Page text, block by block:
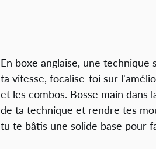
En boxe anglaise, une
ta vitesse, focalise-toi sur
et les combos. Bosse main
de ta technique et rendre tes
tu te bâtis une solide base pour